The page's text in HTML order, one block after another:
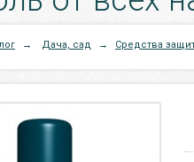
→ Дача, сад → Средства